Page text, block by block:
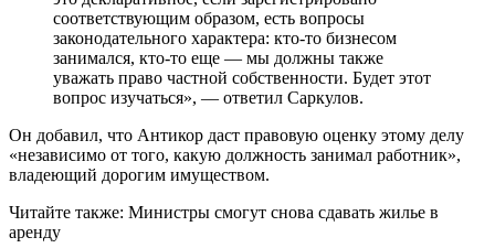
соответствующим образом, есть вопросы
законодательного характера: кто-то бизнесом
занимался, кто-то еще — мы должны также
уважать право частной собственности. Будет этот
вопрос изучаться», — ответил Саркулов.
Он добавил, что Антикор даст правовую оценку этому делу
«независимо от того, какую должность занимал работник»,
владеющий дорогим имуществом.
Читайте также: Министры смогут снова сдавать жилье в
аренду